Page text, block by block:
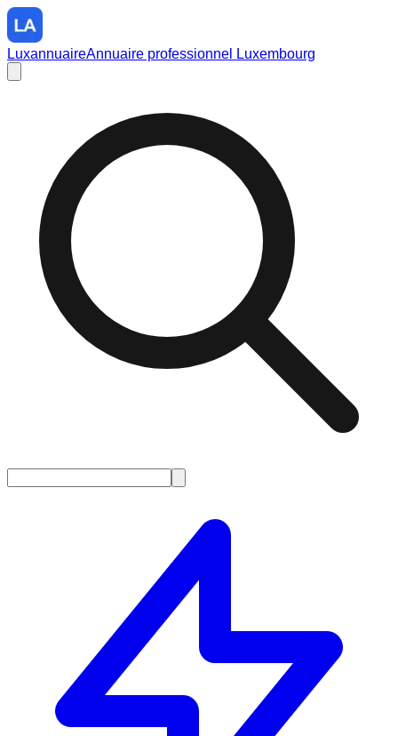
LuxannuaireAnnuaire professionnel Luxembourg